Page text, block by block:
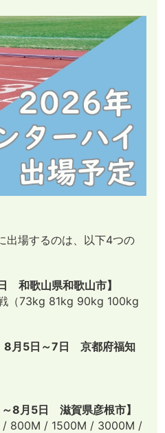
出場するのは、以下4つの
和歌山県和歌山市】
（73kg 81kg 90kg 100kg
8月5日～7日 京都府福知
8月5日 滋賀県彦根市】
/ 800M / 1500M / 3000M /